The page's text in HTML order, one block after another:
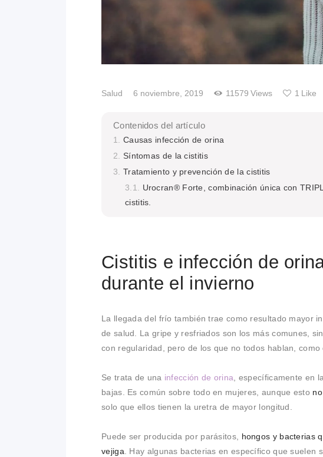
Salud 6 noviembre, 2019 11579 Views 1 Like
Contenidos del artículo
Causas infección de orina
Síntomas de la cistitis
Tratamiento y prevención de la cistitis
Urocran® Forte, combinación única con
cistitis.
Cistitis e infección de
durante el invierno
La llegada del frío también trae como resultado mayor
de salud. La gripe y resfriados son los más comunes,
con regularidad, pero de los que no todos hablan, como
Se trata de una infección de orina , específicamente en
bajas. Es común sobre todo en mujeres, aunque esto
solo que ellos tienen la uretra de mayor longitud.
Puede ser producida por parásitos, hongos y bacterias
vejiga. Hay algunas bacterias en específico que suelen